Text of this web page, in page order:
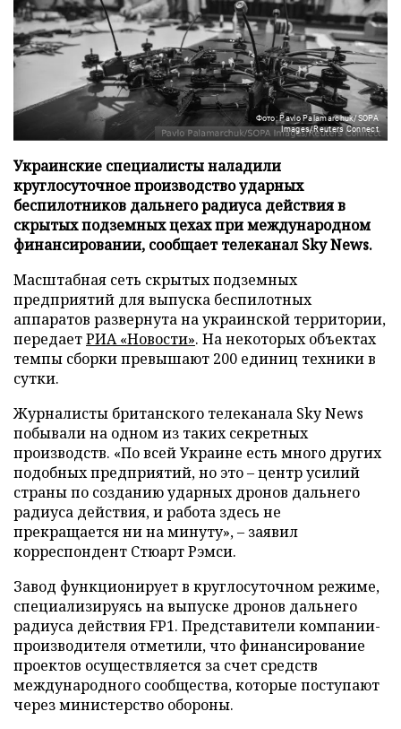
Фото: Pavlo Palamarchuk/SOPA
Images/Reuters Connect
Украинские специалисты наладили
круглосуточное производство ударных
беспилотников дальнего радиуса действия в
скрытых подземных цехах при международном
финансировании, сообщает телеканал Sky News.
Масштабная сеть скрытых подземных
предприятий для выпуска беспилотных
аппаратов развернута на украинской территории,
передаетРИА «Новости». На некоторых объектах
темпы сборки превышают 200 единиц техники в
сутки.
Журналисты британского телеканала Sky News
побывали на одном из таких секретных
производств. «По всей Украине есть много других
подобных предприятий, но это – центр усилий
страны по созданию ударных дронов дальнего
радиуса действия, и работа здесь не
прекращается ни на минуту», – заявил
корреспондент Стюарт Рэмси.
Завод функционирует в круглосуточном режиме,
специализируясь на выпуске дронов дальнего
радиуса действия FP1. Представители компании-
производителя отметили, что финансирование
проектов осуществляется за счет средств
международного сообщества, которые поступают
через министерство обороны.